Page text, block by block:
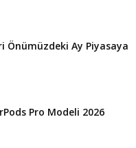
Önümüzdeki Ay Piyasaya
Pro Modeli 2026